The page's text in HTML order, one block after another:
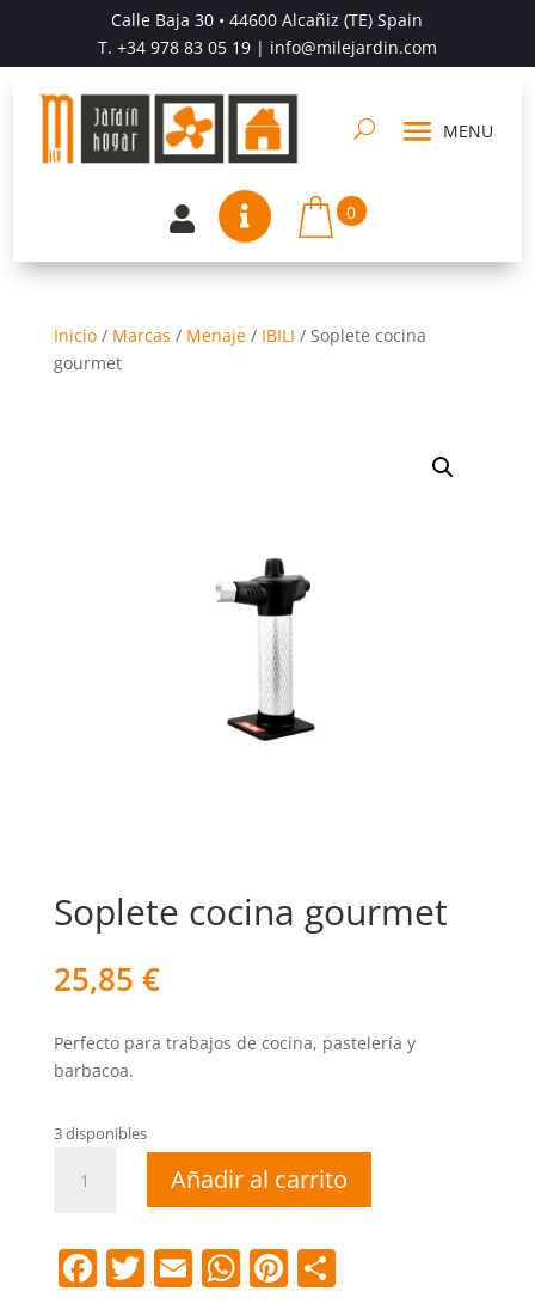
Calle Baja 30 • 44600 Alcañiz (TE) Spain
T. +34 978 83 05 19| info@milejardin.com
  0
Inicio/ Marcas / Menaje/ IBILI / Soplete cocina
gourmet
Soplete cocina gourmet
25,85 €
Perfecto para trabajos de cocina, pastelería y
barbacoa.
3 disponibles
cocina
Añadir al carrito
F T E W Pi C